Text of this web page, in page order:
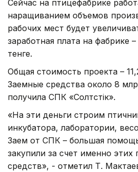
Сейчас на птицефабрике
наращиванием объемов
рабочих мест будет
заработная плата на фабрике
тенге.
Общая стоимость проекта –
Заемные средства около 8
получила СПК «Солтүстік».
«На эти деньги строим
инкубатора, лаборатории,
Заем от СПК – большая
закупили за счет именно этих
средств», - отметил Т.